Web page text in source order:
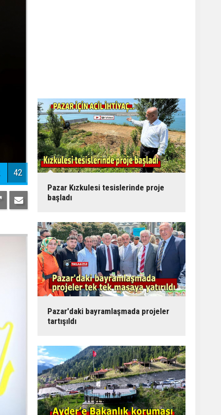
42
Pazar Kızkulesi tesislerinde proje
başladı
Pazar'daki bayramlaşmada projeler
tartışıldı